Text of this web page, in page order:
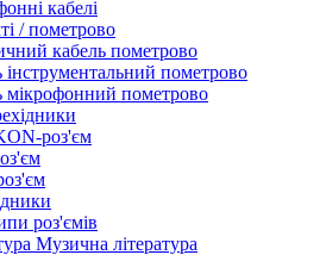
кабелі
/ пометрово
кабель пометрово
інструментальний пометрово
мікрофонний пометрово
роз'єм
роз'ємів
Музична література